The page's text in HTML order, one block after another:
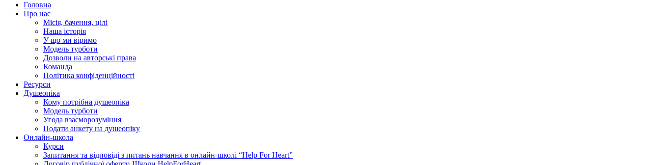
Головна
Про нас
Місія, бачення, цілі
Наша історія
У що ми віримо
Модель турботи
Дозволи на авторські права
Команда
Політика конфіденційності
Ресурси
Душеопіка
Кому потрібна душеопіка
Модель турботи
Угода взаєморозуміння
Подати анкету на душеопіку
Онлайн-школа
Курси
Запитання та відповіді з питань навчання в онлайн-школі “Help For Heart”